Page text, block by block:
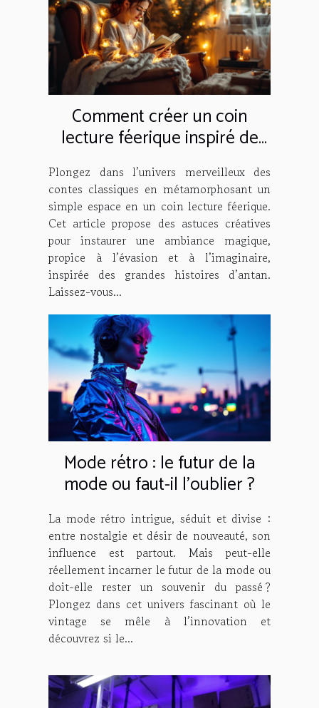
Comment créer un coin
lecture féerique inspiré de
contes classiques ?
Plongez dans l’univers merveilleux des
contes classiques en métamorphosant un
simple espace en un coin lecture féerique.
Cet article propose des astuces créatives
pour instaurer une ambiance magique,
propice à l’évasion et à l’imaginaire,
inspirée des grandes histoires d’antan.
Laissez-vous...
Mode rétro : le futur de la
mode ou faut-il l'oublier ?
La mode rétro intrigue, séduit et divise :
entre nostalgie et désir de nouveauté, son
influence est partout. Mais peut-elle
réellement incarner le futur de la mode ou
doit-elle rester un souvenir du passé ?
Plongez dans cet univers fascinant où le
vintage se mêle à l’innovation et
découvrez si le...